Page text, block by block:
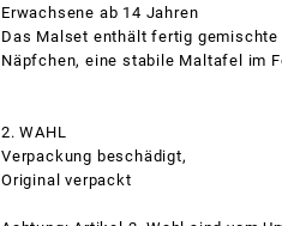
Erwachsene ab 14 Jahren
Das Malset enthält fertig
Näpfchen, eine stabile Maltafel im
2. WAHL
Verpackung beschädigt,
Original verpackt